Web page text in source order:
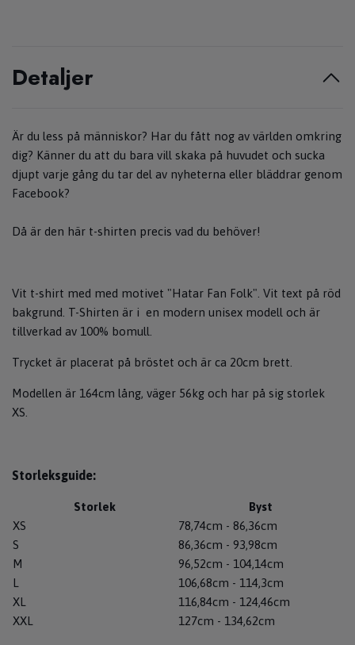
Detaljer
Är du less på människor? Har du fått nog av världen omkring
dig? Känner du att du bara vill skaka på huvudet och sucka
djupt varje gång du tar del av nyheterna eller bläddrar genom
Facebook?
Då är den här t-shirten precis vad du behöver!
Vit t-shirt med med motivet "Hatar Fan Folk". Vit text på röd
bakgrund. T-Shirten är i en modern unisex modell och är
tillverkad av 100% bomull.
Trycket är placerat på bröstet och är ca 20cm brett.
Modellen är 164cm lång, väger 56kg och har på sig storlek
XS.
Storleksguide:
Storlek
Byst
XS
78,74cm - 86,36cm
S
86,36cm - 93,98cm
M
96,52cm - 104,14cm
L
106,68cm - 114,3cm
XL
116,84cm - 124,46cm
XXL
127cm - 134,62cm